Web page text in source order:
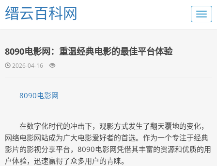
缙云百科网
8090电影网：重温经典电影的最佳平台体验
2026-04-16
8090电影网
在数字化时代的冲击下，观影方式发生了翻天覆地的变化，
网络电影网站成为广大电影爱好者的首选。作为一个专注于经典
影片的影视分享平台，8090电影网凭借其丰富的资源和优质的用
户体验，迅速赢得了众多用户的青睐。